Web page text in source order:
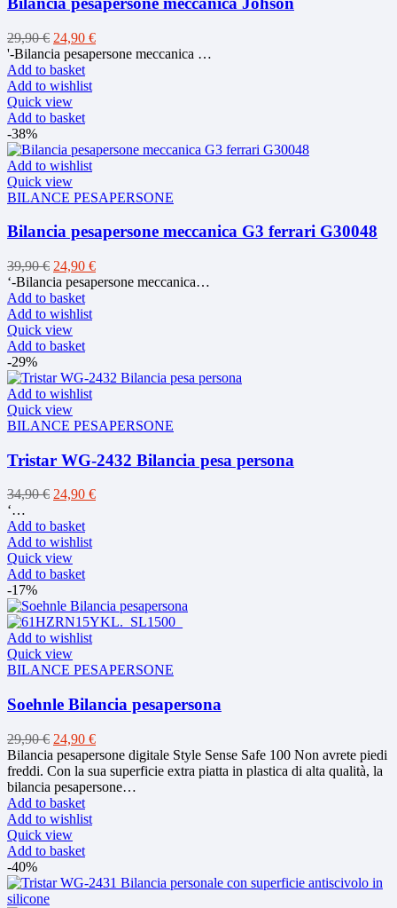
29,90€ Original
price
was:
29,90 €.
24,90 €Current
price
'-Bilancia pesapersone meccanica …
Add to basket
Add to wishlist
Quick view
Add to basket
-38%
Add to wishlist
Quick view
BILANCE PESAPERSONE
Bilancia pesapersone meccanica G3 ferrari G30048
39,90€ Original
price
was:
39,90 €.
24,90 €Current
price
‘-Bilancia pesapersone meccanica…
Add to basket
Add to wishlist
Quick view
Add to basket
-29%
Add to wishlist
Quick view
BILANCE PESAPERSONE
Tristar WG-2432 Bilancia pesa persona
34,90€ Original
was:
34,90 €.
24,90 €Current
‘…
Add to basket
Add to wishlist
Quick view
Add to basket
-17%
Add to wishlist
Quick view
BILANCE PESAPERSONE
Soehnle Bilancia pesapersona
29,90€ Original
price
was:
29,90 €.
24,90 €Current
price
is:
24,90 €.
Bilancia pesapersone digitale Style Sense Safe 100 Non avrete piedi
freddi. Con la sua superficie extra piatta in plastica di alta qualità, la
bilancia pesapersone…
Add to basket
Add to wishlist
Quick view
Add to basket
-40%